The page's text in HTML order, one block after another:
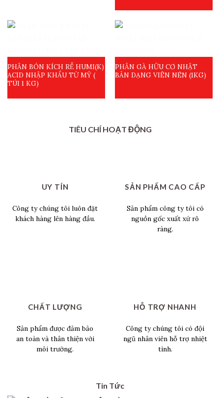
PHÂN BÓN KÍCH RỄ HUMI(K)
ACID NHẬP KHẨU TỪ MỸ (
TÚI 1 KG)
PHÂN GÀ HỮU CƠ NHẬT
BẢN DẠNG VIÊN NÉN (1KG)
TIÊU CHÍ HOẠT ĐỘNG
UY TÍN
Công ty chúng tôi luôn đặt
khách hàng lên hàng đầu.
SẢN PHẨM CAO CẤP
Sản phẩm công ty tôi có
nguồn gốc xuất xứ rõ
ràng.
CHẤT LƯỢNG
Sản phẩm được đảm bảo
an toàn và thân thiện với
môi trường.
HỖ TRỢ NHANH
Công ty chúng tôi có đội
ngũ nhân viên hỗ trợ nhiệt
tình.
Tin Tức